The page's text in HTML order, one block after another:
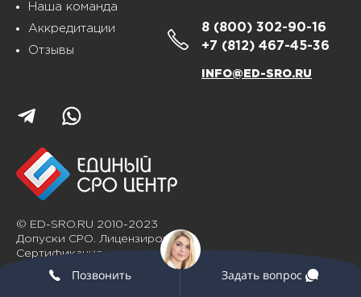
Наша команда
Аккредитации
Отзывы
8 (800) 302-90-16
+7 (812) 467-45-36
INFO@ED-SRO.RU
© ED-SRO.RU 2010-2023
Допуски СРО. Лицензирование.
Сертификация
Позвонить Задать вопрос